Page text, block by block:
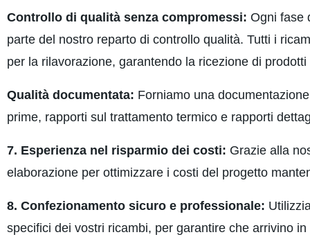
Controllo di qualità senza compromessi: Ogni fase
parte del nostro reparto di controllo qualità. Tutti i
per la rilavorazione, garantendo la ricezione di
Qualità documentata: Forniamo una
prime, rapporti sul trattamento termico e rapporti
7. Esperienza nel risparmio dei costi: Grazie alla
elaborazione per ottimizzare i costi del progetto
8. Confezionamento sicuro e professionale:
specifici dei vostri ricambi, per garantire che arrivino